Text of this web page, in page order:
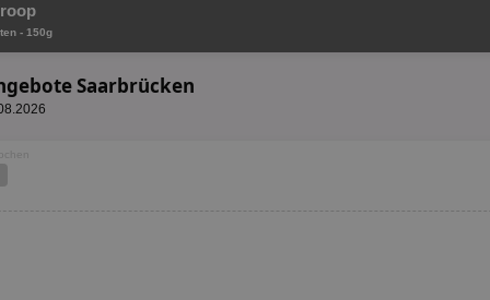
- 150g
Saarbrücken